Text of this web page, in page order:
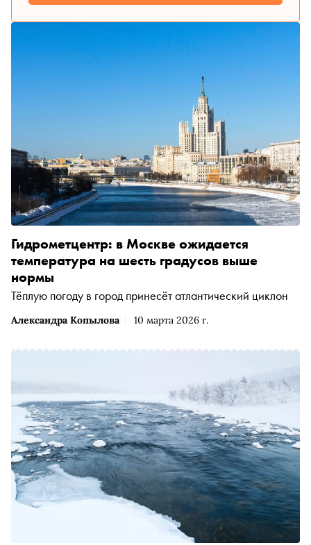
Александра Копылова 10 марта 2026 г.
Гидрометцентр: в Москве ожидается
температура на шесть градусов выше
нормы
Тёплую погоду в город принесёт атлантический циклон